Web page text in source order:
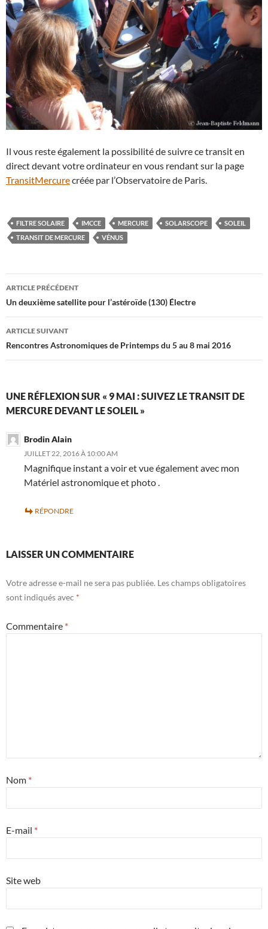
Il vous reste également la possibilité de suivre ce transit en
direct devant votre ordinateur en vous rendant sur la page
TransitMercurecréée par l’Observatoire de Paris.
FILTRE SOLAIRE IMCCE MERCURE SOLARSCOPE
SOLEIL
TRANSIT DE MERCURE
VÉNUS
Navigation
des
articles
ARTICLE PRÉCÉDENT
Un deuxième satellite pour l’astéroïde (130) Électre
ARTICLE SUIVANT
Rencontres Astronomiques de Printemps du 5 au 8 mai 2016
UNE RÉFLEXION SUR « 9 MAI : SUIVEZ LE TRANSIT DE
MERCURE DEVANT LE SOLEIL »
Brodin Alain
JUILLET 22, 2016 À 10:00 AM
Magnifique instant a voir et vue également avec mon
Matériel astronomique et photo .
RÉPONDRE
LAISSER UN COMMENTAIRE
Votre adresse e-mail ne sera pas publiée. Les champs obligatoires
sont indiqués avec *
Commentaire *
Nom *
E-mail *
Site web